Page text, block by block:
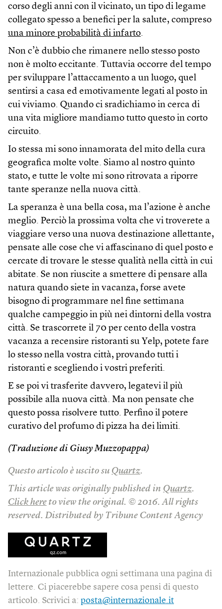
corso degli anni con il vicinato, un tipo di legame
collegato spesso a benefici per la salute, compreso
una minore probabilità di infarto.
Non c’è dubbio che rimanere nello stesso posto
non è molto eccitante. Tuttavia occorre del tempo
per sviluppare l’attaccamento a un luogo, quel
sentirsi a casa ed emotivamente legati al posto in
cui viviamo. Quando ci sradichiamo in cerca di
una vita migliore mandiamo tutto questo in corto
circuito.
Io stessa mi sono innamorata del mito della cura
geografica molte volte. Siamo al nostro quinto
stato, e tutte le volte mi sono ritrovata a riporre
tante speranze nella nuova città.
La speranza è una bella cosa, ma l’azione è anche
meglio. Perciò la prossima volta che vi troverete a
viaggiare verso una nuova destinazione allettante,
pensate alle cose che vi affascinano di quel posto e
cercate di trovare le stesse qualità nella città in cui
abitate. Se non riuscite a smettere di pensare alla
natura quando siete in vacanza, forse avete
bisogno di programmare nel fine settimana
qualche campeggio in più nei dintorni della vostra
città. Se trascorrete il 70 per cento della vostra
vacanza a recensire ristoranti su Yelp, potete fare
lo stesso nella vostra città, provando tutti i
ristoranti e scegliendo i vostri preferiti.
E se poi vi trasferite davvero, legatevi il più
possibile alla nuova città. Ma non pensate che
questo possa risolvere tutto. Perfino il potere
curativo del profumo di pizza ha dei limiti.
(Traduzione di Giusy Muzzopappa)
Questo articolo è uscito su Quartz.
This article was originally published in Quartz.
Click here to view the original. © 2016. All rights
reserved. Distributed by Tribune Content Agency
Internazionale pubblica ogni settimana una pagina di
lettere. Ci piacerebbe sapere cosa pensi di questo
articolo. Scrivici a: posta@internazionale.it